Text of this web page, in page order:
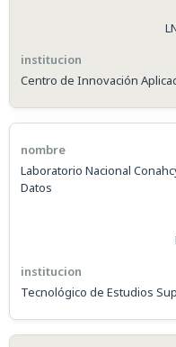
Centro de Innovación
Laboratorio Nacional
Datos
Tecnológico de Estudios